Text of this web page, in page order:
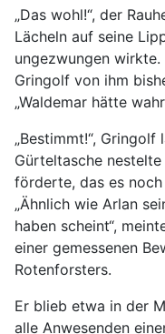
„Das wohl!“, der
Lächeln auf seine
ungezwungen
Gringolf von ihm
„Waldemar hätte
„Bestimmt!“,
Gürteltasche
förderte, das es
„Ähnlich wie Arlan
haben scheint“,
einer gemessenen
Rotenforsters.
Er blieb etwa in der
alle Anwesenden